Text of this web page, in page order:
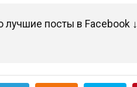
лучшие посты в Facebook ↓